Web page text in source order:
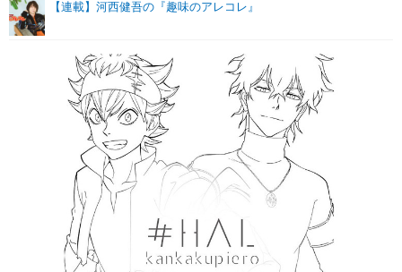
【連載】河西健吾の『趣味のアレコレ』